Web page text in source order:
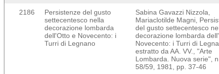
2186
Persistenze del gusto
settecentesco nella
decorazione lombarda
dell'Otto e Novecento: i
Turri di Legnano
Sabina Gavazzi Nizzola,
Mariaclotilde Magni,
del gusto settecentesco
decorazione lombarda
Novecento: i Turri di
estratto da AA. VV., "Arte
Lombarda. Nuova serie",
58/59, 1981, pp. 37-46